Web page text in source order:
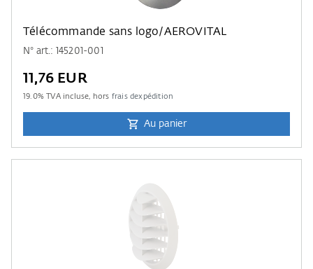
Télécommande sans logo/AEROVITAL
N° art.: 145201-001
11,76 EUR
19.0% TVA incluse, hors frais dexpédition
Au panier